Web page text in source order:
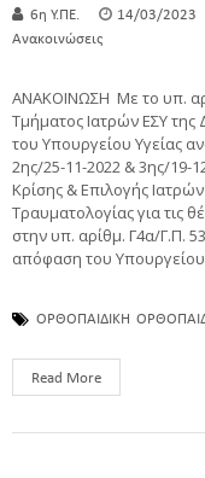
6η Υ.ΠΕ. 14/03/2023
Ανακοινώσεις
ΑΝΑΚΟΙΝΩΣΗ Με το υπ.
Τμήματος Ιατρών ΕΣΥ
του Υπουργείου Υγείας
2ης/25-11-2022 & 3ης/19-
Κρίσης & Επιλογής
Τραυματολογίας για τις
στην υπ. αρίθμ. Γ4α/Γ.Π.
απόφαση του
ΟΡΘΟΠΑΙΔΙΚΗ
Read More